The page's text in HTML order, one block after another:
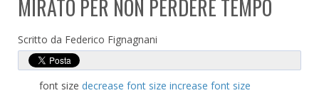
MIRATO PER NON PERDERE TEMPO
Scritto da Federico Fignagnani
font size decrease font size increase font size